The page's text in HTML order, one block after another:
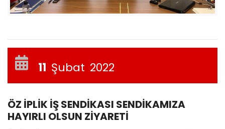
11 Şubat 2022
ÖZ İPLİK İŞ SENDİKASI SENDİKAMIZA
HAYIRLI OLSUN ZİYARETİ